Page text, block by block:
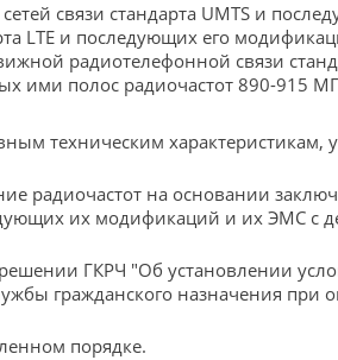
связи стандарта UMTS и
LTE и последующих его
радиотелефонной связи
ими полос радиочастот 890-915
техническим
радиочастот на основании
их модификаций и их ЭМС
ГКРЧ "Об установлении
гражданского назначения при
порядке.